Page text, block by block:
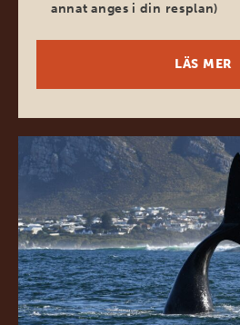
annat anges i din resplan)
LÄS MER